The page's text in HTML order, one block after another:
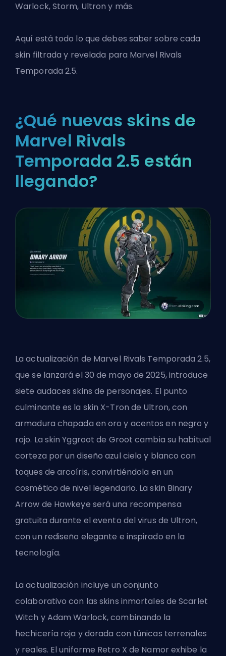
Warlock, Storm, Ultron y más.
Aquí está todo lo que debes saber sobre cada
skin filtrada y revelada para Marvel Rivals
Temporada 2.5.
¿Qué nuevas skins de
Marvel Rivals
Temporada 2.5 están
llegando?
La actualización de Marvel Rivals Temporada 2.5,
que se lanzará el 30 de mayo de 2025, introduce
siete audaces skins de personajes. El punto
culminante es la skin X-Tron de Ultron, con
armadura chapada en oro y acentos en negro y
rojo. La skin Yggroot de Groot cambia su habitual
corteza por un diseño azul cielo y blanco con
toques de arcoíris, convirtiéndola en un
cosmético de nivel legendario. La skin Binary
Arrow de Hawkeye será una recompensa
gratuita durante el evento del virus de Ultron,
con un rediseño elegante e inspirado en la
tecnología.
La actualización incluye un conjunto
colaborativo con las skins inmortales de Scarlet
Witch y Adam Warlock, combinando la
hechicería roja y dorada con túnicas terrenales
y reales. El uniforme Retro X de Namor exhibe la